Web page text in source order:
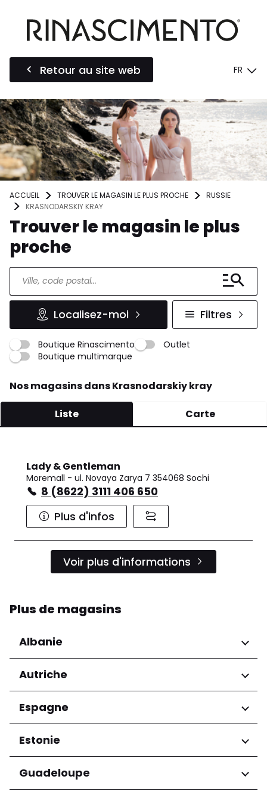
Retour au site web FR
ACCUEIL TROUVER LE MAGASIN LE PLUS PROCHE
RUSSIE
KRASNODARSKIY KRAY
Trouver le magasin le plus
proche
Localisez-moi Filtres
Boutique Rinascimento
Outlet
Boutique multimarque
Nos magasins dans Krasnodarskiy kray
Liste Carte
Lady & Gentleman
Moremall - ul. Novaya Zarya 7 354068 Sochi
8 (8622) 3111 406 650
Plus d'infos
Voir plus d'informations
Plus de magasins
Albanie
Régions
Préfecture de Tirana
Autriche
Régions
Niederösterreich
Salzburg
Wien
Espagne
Régions
Andalucía
Estonie
Régions
Harju maakond
Guadeloupe